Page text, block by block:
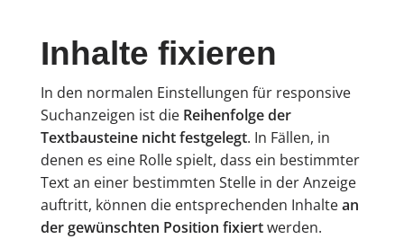
Inhalte fixieren
In den normalen Einstellungen für responsive
Suchanzeigen ist die Reihenfolge der
Textbausteine nicht festgelegt. In Fällen, in
denen es eine Rolle spielt, dass ein bestimmter
Text an einer bestimmten Stelle in der Anzeige
auftritt, können die entsprechenden Inhaltean
der gewünschten Position fixiertwerden.